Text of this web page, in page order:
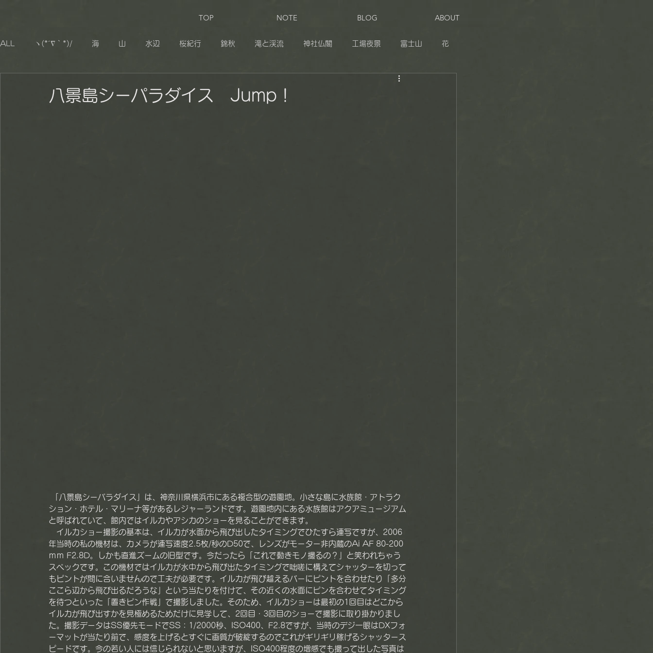
TOP NOTE BLOG ABOUT
ALL ヽ(*´∇｀*)/ 海 山 水辺 桜紀行 錦秋 滝と渓流 神社仏閣 工場夜景 富士山 花
八景島シーパラダイス Jump！
ション・ホテル・マリーナ等があるレジャーランドです。遊園地内にある水族館はアクアミュージアム
と呼ばれていて、館内ではイルカやアシカのショーを見ることができます。
イルカショー撮影の基本は、イルカが水面から飛び出したタイミングでひたすら連写ですが、2006
年当時の私の機材は、カメラが連写速度2.5枚/秒のD50で、レンズがモーター非内蔵のAi AF 80-200
ｍｍ F2.8D。しかも直進ズームの旧型です。今だったら「これで動きモノ撮るの？」と笑われちゃう
スペックです。この機材ではイルカが水中から飛び出たタイミングで咄嗟に構えてシャッターを切って
もピントが間に合いませんので工夫が必要です。イルカが飛び越えるバーにピントを合わせたり「多分
ここら辺から飛び出るだろうな」という当たりを付けて、その近くの水面にピンを合わせてタイミング
を待つといった「置きピン作戦」で撮影しました。そのため、イルカショーは最初の1回目はどこから
イルカが飛び出すかを見極めるためだけに見学して、2回目・3回目のショーで撮影に取り掛かりまし
た。撮影データはSS優先モードでSS：1/2000秒、ISO400、F2.8ですが、当時のデジ一眼はDXフォ
ーマットが当たり前で、感度を上げるとすぐに画質が破綻するのでこれがギリギリ稼げるシャッタース
ピードです。今の若い人には信じられないと思いますが、ISO400程度の増感でも撮って出した写真は